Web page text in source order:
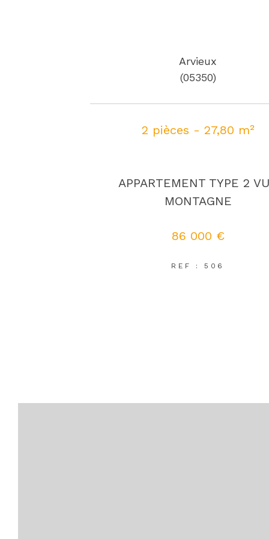
Arvieux
(05350)
2 pièces - 27,80 m²
APPARTEMENT TYPE 2
MONTAGNE
86 000 €
REF : 506